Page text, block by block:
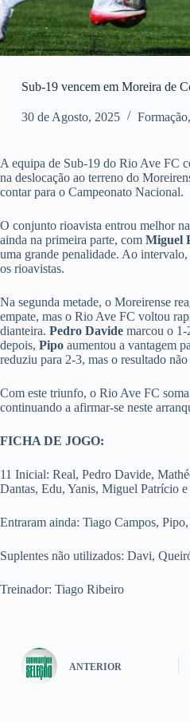
Sub-19 vencem em Moreira de
30 de Agosto, 2025 Formação,
A equipa de Sub-19 do Rio Ave FC
na deslocação ao terreno do
contar para o Campeonato Nacional.
O conjunto rioavista entrou melhor
ainda na primeira parte, com Miguel
uma grande penalidade. Ao
os rioavistas.
Na segunda metade, o Moreirense
empate, mas o Rio Ave FC voltou
dianteira. Pedro Davide marcou o 1-
depois, Pipo aumentou a vantagem
reduziu para 2-3, mas o resultado
Com este triunfo, o Rio Ave FC
continuando a afirmar-se neste
FICHA DE JOGO:
11 Inicial: Real, Pedro Davide,
Dantas, Edu, Yanis, Miguel Patrício
Entraram ainda: Tiago Campos,
Suplentes não utilizados: Davi,
Treinador: Tiago Ribeiro
ANTERIOR